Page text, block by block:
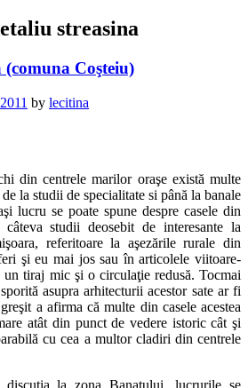
streasina
Coşteiu)
by lecitina
din centrele marilor oraşe există multe
la studii de specialitate si până la banale
lucru se poate spune despre casele din
studii deosebit de interesante la
referitoare la aşezările rurale din
şi eu mai jos sau în articolele viitoare-
tiraj mic şi o circulaţie redusă. Tocmai
asupra arhitecturii acestor sate ar fi
a afirma că multe din casele acestea
atât din punct de vedere istoric cât şi
cu cea a multor cladiri din centrele
la zona Banatului, lucrurile se